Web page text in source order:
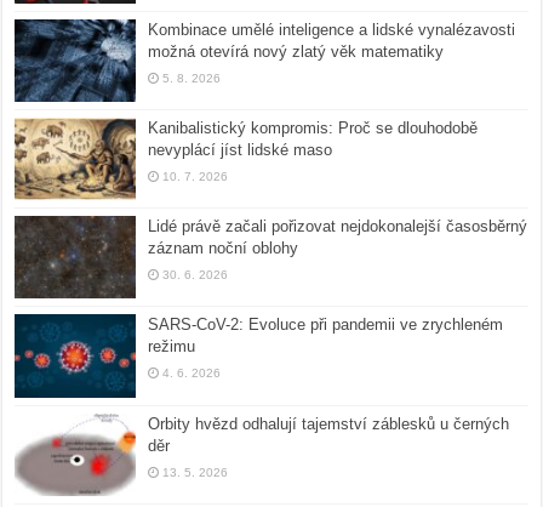
Kombinace umělé inteligence a lidské vynalézavosti
možná otevírá nový zlatý věk matematiky
5. 8. 2026
Kanibalistický kompromis: Proč se dlouhodobě
nevyplácí jíst lidské maso
10. 7. 2026
Lidé právě začali pořizovat nejdokonalejší časosběrný
záznam noční oblohy
30. 6. 2026
SARS-CoV-2: Evoluce při pandemii ve zrychleném
režimu
4. 6. 2026
Orbity hvězd odhalují tajemství záblesků u černých
děr
13. 5. 2026